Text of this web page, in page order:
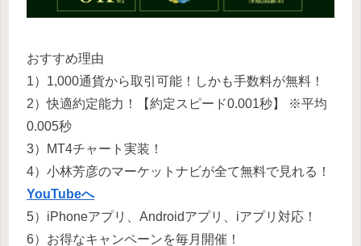
おすすめ理由
1）1,000通貨から取引可能！しかも手数料が無料！
2）快適約定能力！【約定スピード0.001秒】 ※平均
0.005秒
3）MT4チャート実装！
4）小林芳彦のマーケットナビが全て無料で見れる！
YouTubeへ
5）iPhoneアプリ、Androidアプリ、iアプリ対応！
6）お得なキャンペーンを毎月開催！